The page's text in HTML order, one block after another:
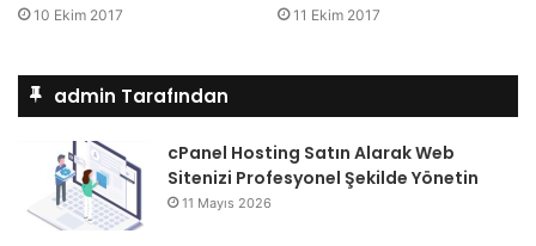
10 Ekim 2017 11 Ekim 2017
admin Tarafından
cPanel Hosting Satın Alarak Web
Sitenizi Profesyonel Şekilde Yönetin
11 Mayıs 2026